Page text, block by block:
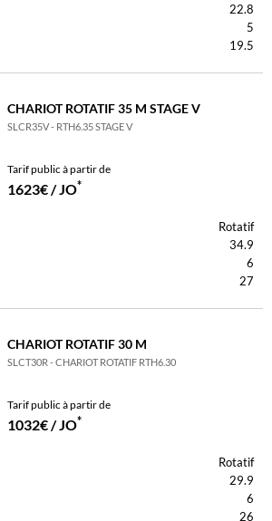
22.8
5
19.5
CHARIOT ROTATIF 35 M STAGE V
SLCR35V - RTH6.35 STAGE V
Tarif public à partir de
1623€ / JO*
Rotatif
34.9
6
27
CHARIOT ROTATIF 30 M
SLCT30R - CHARIOT ROTATIF RTH6.30
Tarif public à partir de
1032€ / JO*
Rotatif
29.9
6
26